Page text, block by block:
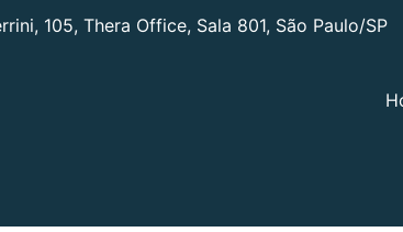
105, Thera Office, Sala 801, São Paulo/SP